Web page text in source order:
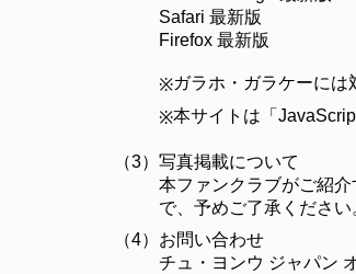
Safari 最新版
Firefox 最新版
※ガラホ・ガラケーには
※本サイトは「
（3） 写真掲載について
本ファンクラブがご紹
で、予めご了承ください
（4） お問い合わせ
チュ・ヨンウ ジャパン